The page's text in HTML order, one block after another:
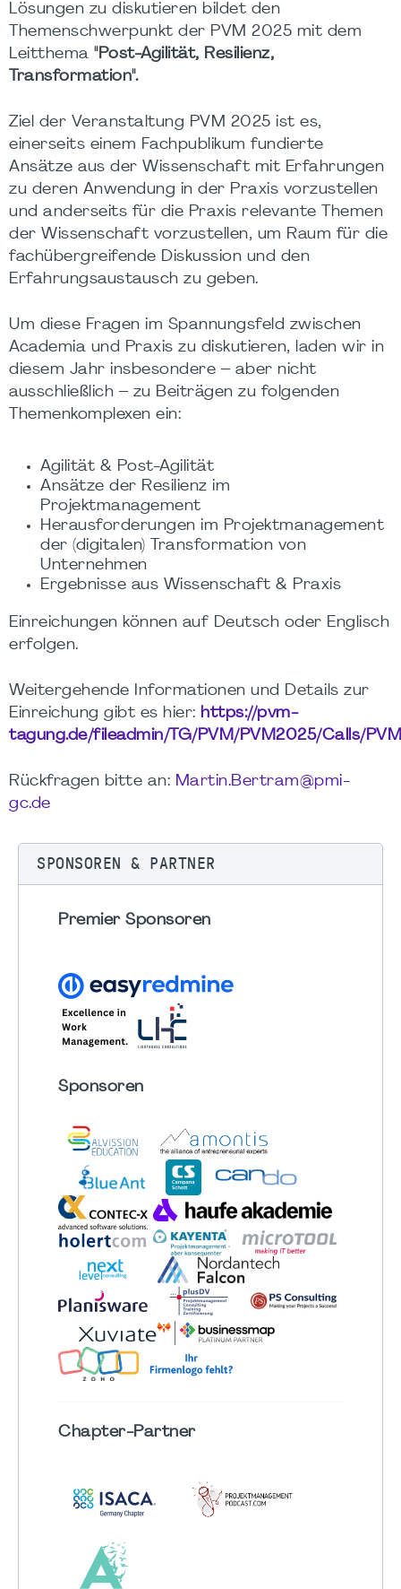
Lösungen zu diskutieren bildet den
Themenschwerpunkt der PVM 2025 mit dem
Leitthema "Post-Agilität, Resilienz,
Transformation".
Ziel der Veranstaltung PVM 2025 ist es,
einerseits einem Fachpublikum fundierte
Ansätze aus der Wissenschaft mit Erfahrungen
zu deren Anwendung in der Praxis vorzustellen
und anderseits für die Praxis relevante Themen
der Wissenschaft vorzustellen, um Raum für die
fachübergreifende Diskussion und den
Erfahrungsaustausch zu geben.
Um diese Fragen im Spannungsfeld zwischen
Academia und Praxis zu diskutieren, laden wir in
diesem Jahr insbesondere – aber nicht
ausschließlich – zu Beiträgen zu folgenden
Themenkomplexen ein:
Agilität & Post-Agilität
Ansätze der Resilienz im
Projektmanagement
Herausforderungen im Projektmanagement
der (digitalen) Transformation von
Unternehmen
Ergebnisse aus Wissenschaft & Praxis
Einreichungen können auf Deutsch oder Englisch
erfolgen.
Weitergehende Informationen und Details zur
Einreichung gibt es hier: https://pvm-
tagung.de/fileadmin/TG/PVM/PVM2025/Calls/
Rückfragen bitte an: Martin.Bertram@pmi-
gc.de
SPONSOREN & PARTNER
Premier Sponsoren
Sponsoren
Chapter-Partner